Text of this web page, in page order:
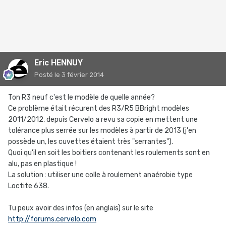
Eric HENNUY
Posté le 3 février 2014
Ton R3 neuf c'est le modèle de quelle année?
Ce problème était récurent des R3/R5 BBright modèles
2011/2012, depuis Cervelo a revu sa copie en mettent une
tolérance plus serrée sur les modèles à partir de 2013 (j'en
possède un, les cuvettes étaient très "serrantes").
Quoi qu'il en soit les boitiers contenant les roulements sont en
alu, pas en plastique !
La solution : utiliser une colle à roulement anaérobie type
Loctite 638.
Tu peux avoir des infos (en anglais) sur le site
http://forums.cervelo.com